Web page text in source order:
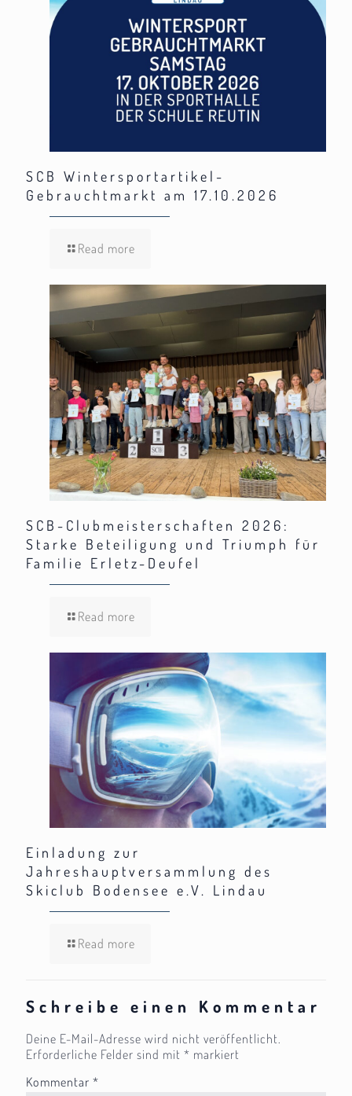
SCB Wintersportartikel-
Gebrauchtmarkt am 17.10.2026
Read more
SCB-Clubmeisterschaften 2026:
Starke Beteiligung und Triumph für
Familie Erletz-Deufel
Read more
Einladung zur
Jahreshauptversammlung des
Skiclub Bodensee e.V. Lindau
Read more
Schreibe einen Kommentar
Deine E-Mail-Adresse wird nicht veröffentlicht.
Erforderliche Felder sind mit * markiert
Kommentar *